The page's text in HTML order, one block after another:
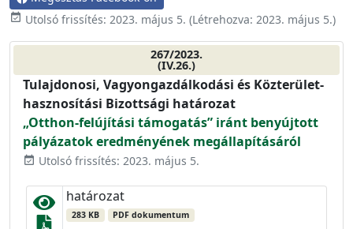
event_available Utolsó frissítés: 2023. május 5. (Létrehozva: 2023. május 5.)
267/2023.
(IV.26.)
Tulajdonosi, Vagyongazdálkodási és Közterület-
hasznosítási Bizottsági határozat
„Otthon-felújítási támogatás” iránt benyújtott
pályázatok eredményének megállapításáról
event_available Utolsó frissítés: 2023. május 5.
határozat
283 KB PDF dokumentum